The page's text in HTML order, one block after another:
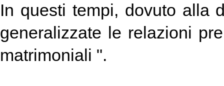
In questi tempi, dovuto alla
generalizzate le relazioni
matrimoniali ".